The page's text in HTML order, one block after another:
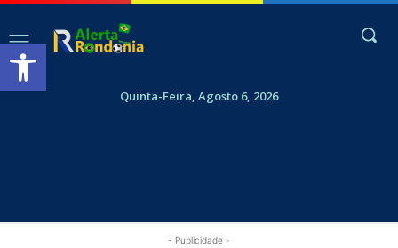
Abrir a barra de ferramentas
Quinta-Feira, Agosto 6, 2026
- Publicidade -